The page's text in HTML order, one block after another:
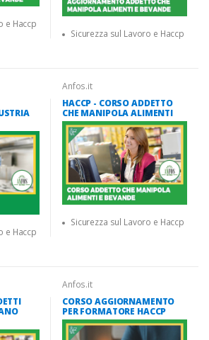
e Haccp
Sicurezza sul Lavoro e Haccp
e Haccp
Anfos.it
HACCP - CORSO ADDETTO
CHE MANIPOLA ALIMENTI
Sicurezza sul Lavoro e Haccp
Anfos.it
CORSO AGGIORNAMENTO
PER FORMATORE HACCP